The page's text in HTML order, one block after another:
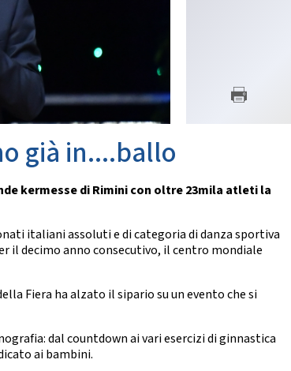
Struttura Regionale
Struttura Nazionale
SETTORE ARBITRALE
Regolamento
Moduli e Manuali
News
SALUTE E ANTIDOPING
già in....ballo
kermesse di Rimini con oltre 23mila atleti la
italiani assoluti e di categoria di danza sportiva
il decimo anno consecutivo, il centro mondiale
Fiera ha alzato il sipario su un evento che si
dal countdown ai vari esercizi di ginnastica
ai bambini.